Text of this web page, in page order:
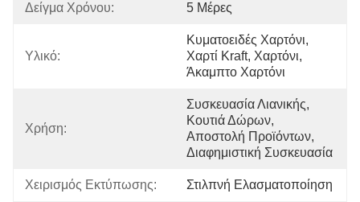
Δείγμα Χρόνου: 5 Μέρες
Υλικό:
Κυματοειδές Χαρτόνι,
Χαρτί Kraft, Χαρτόνι,
Άκαμπτο Χαρτόνι
Χρήση:
Συσκευασία Λιανικής,
Κουτιά Δώρων,
Αποστολή Προϊόντων,
Διαφημιστική Συσκευασία
Χειρισμός Εκτύπωσης: Στιλπνή Ελασματοποίηση